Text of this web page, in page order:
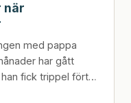
när
med pappa
har gått
fick trippel förtur